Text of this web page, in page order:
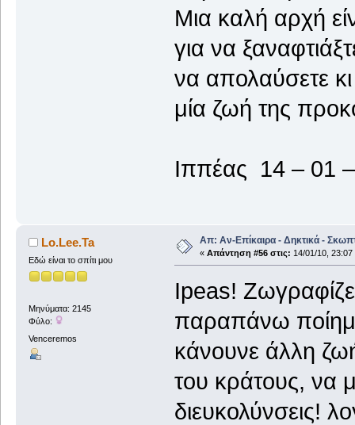
Μια καλή αρχή
για να
να απολαύσετε κι
μία ζωή της
Ιππέας 14 – 01
Lo.Lee.Ta
Εδώ είναι το σπίτι μου
Μηνύματα: 2145
Φύλο:
Venceremos
Απ: Αν-Επίκαιρα - Δηκτικά -
« Απάντηση #56 στις: 14/01/10, 23:07
Ipeas!
παραπάνω
κάνουνε άλλη
του κράτους, να
διευκολύνσεις!